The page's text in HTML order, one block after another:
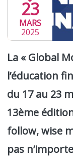
23
MARS
2025
La «Global
l’éducation
du 17 au 23
13ème
follow, wise
pas